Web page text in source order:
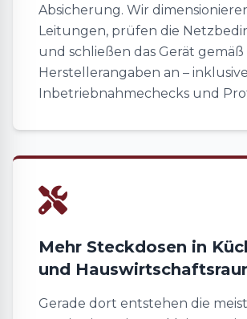
Absicherung. Wir
Leitungen, prüfen die
und schließen das Gerät gemäß
Herstellerangaben an – inklusive
Inbetriebnahmechecks und
Mehr Steckdosen in
und
Gerade dort entstehen die